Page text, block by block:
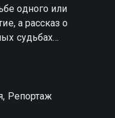
одного или
а рассказ о
судьбах
и преподобных
Репортаж